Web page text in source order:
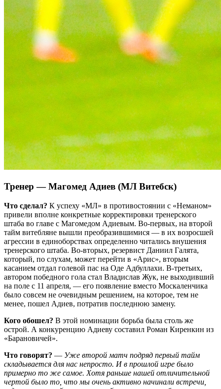
Тренер — Магомед Адиев (МЛ Витебск)
Что сделал? К успеху «МЛ» в противостоянии с «Неманом»
привели вполне конкретные корректировки тренерского
штаба во главе с Магомедом Адиевым. Во-первых, на второй
тайм витебляне вышли преобразившимися — в их возросшей
агрессии в единоборствах определенно читались внушения
тренерского штаба. Во-вторых, резервист Даниил Галята,
который, по слухам, может перейти в «Арис», вторым
касанием отдал голевой пас на Оде Адбуллахи. В-третьих,
автором победного гола стал Владислав Жук, не выходивший
на поле с 11 апреля, — его появление вместо Москаленчика
было совсем не очевидным решением, на которое, тем не
менее, пошел Адиев, потратив последнюю замену.
Кого обошел? В этой номинации борьба была столь же
острой. А конкуренцию Адиеву составил Роман Киренкин из
«Барановичей».
Что говорят? — Уже второй матч подряд первый тайм
складывается для нас непросто. И в прошлой игре было
примерно то же самое. Хотя раньше нашей отличительной
чертой было то, что мы очень активно начинали встречи,